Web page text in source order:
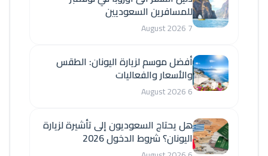
للمسافرين السعوديين
7 August 2026
أفضل موسم لزيارة اليونان: الطقس
والأسعار والفعاليات
6 August 2026
هل يحتاج السعوديون إلى تأشيرة لزيارة
اليونان؟ شروط الدخول 2026